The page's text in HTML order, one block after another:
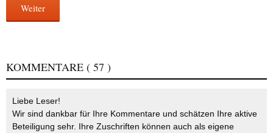
Weiter
KOMMENTARE ( 57 )
Liebe Leser!
Wir sind dankbar für Ihre Kommentare und schätzen Ihre aktive
Beteiligung sehr. Ihre Zuschriften können auch als eigene